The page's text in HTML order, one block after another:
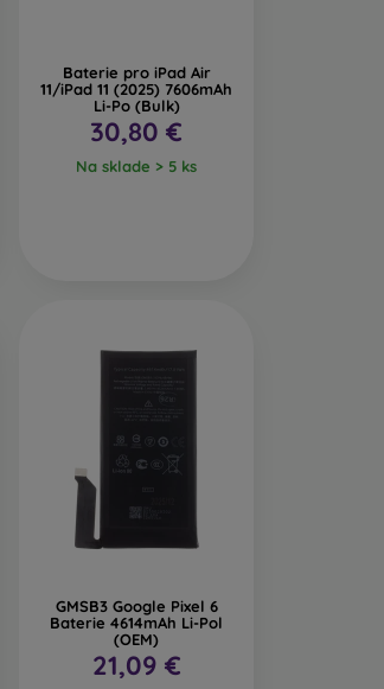
Baterie pro iPad Air
11/iPad 11 (2025) 7606mAh
Li-Po (Bulk)
30,80 €
Na sklade > 5 ks
GMSB3 Google Pixel 6
Baterie 4614mAh Li-Pol
(OEM)
21,09 €